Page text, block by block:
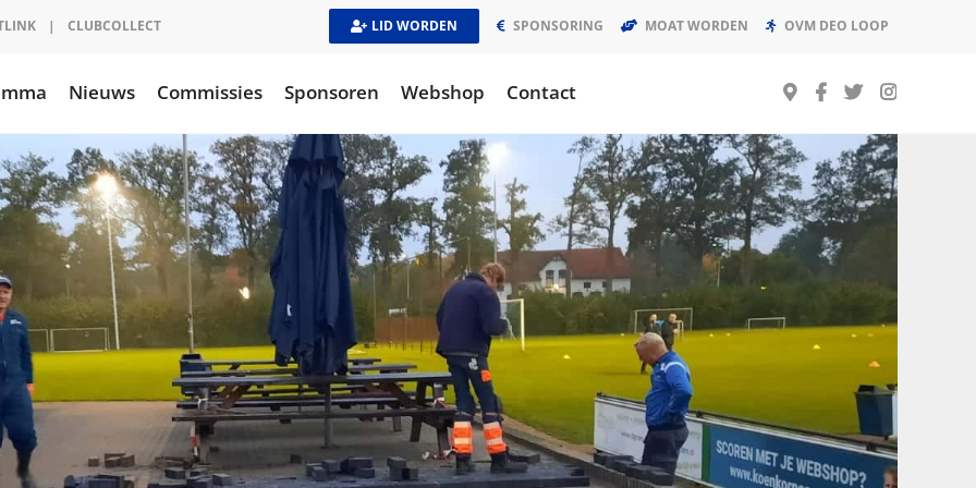
| CLUBCOLLECT LID WORDEN SPONSORING MOAT WORDEN OVM DEO LOOP
Nieuws Commissies Sponsoren Webshop Contact